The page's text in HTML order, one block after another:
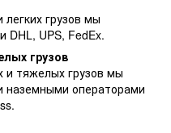
грузов мы
DHL, UPS, FedEx.
грузов
и тяжелых грузов мы
наземными операторами